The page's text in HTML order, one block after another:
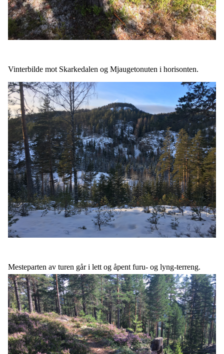
Vinterbilde mot Skarkedalen og Mjaugetonuten i horisonten.
Mesteparten av turen går i lett og åpent furu- og lyng-terreng.